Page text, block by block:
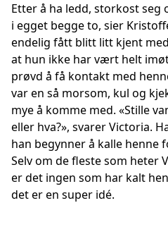
Etter å ha ledd, storkost seg
i egget begge to, sier
endelig fått blitt litt kjent
at hun ikke har vært helt
prøvd å få kontakt med
var en så morsom, kul og
mye å komme med. «Stille
eller hva?», svarer Victoria.
han begynner å kalle henne
Selv om de fleste som heter
er det ingen som har kalt
det er en super idé.